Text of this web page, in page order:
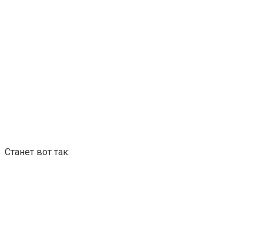
Станет вот так: